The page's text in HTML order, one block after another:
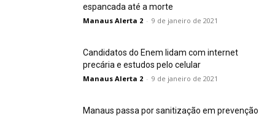
espancada até a morte
Manaus Alerta 2 - 9 de janeiro de 2021
Candidatos do Enem lidam com internet
precária e estudos pelo celular
Manaus Alerta 2 - 9 de janeiro de 2021
Manaus passa por sanitização em prevenção